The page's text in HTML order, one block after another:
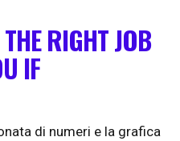
RIGHT JOB
IF
di numeri e la grafica